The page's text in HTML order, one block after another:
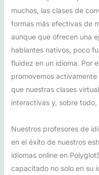
muchos, las clases de
formas más efectivas de
aunque que ofrecen una
hablantes nativos, poco
fluidez en un idioma. Por
promovemos
que nuestras clases
interactivas y, sobre
Nuestros profesores de
en el éxito de nuestros
idiomas online en
capacitado no solo en su